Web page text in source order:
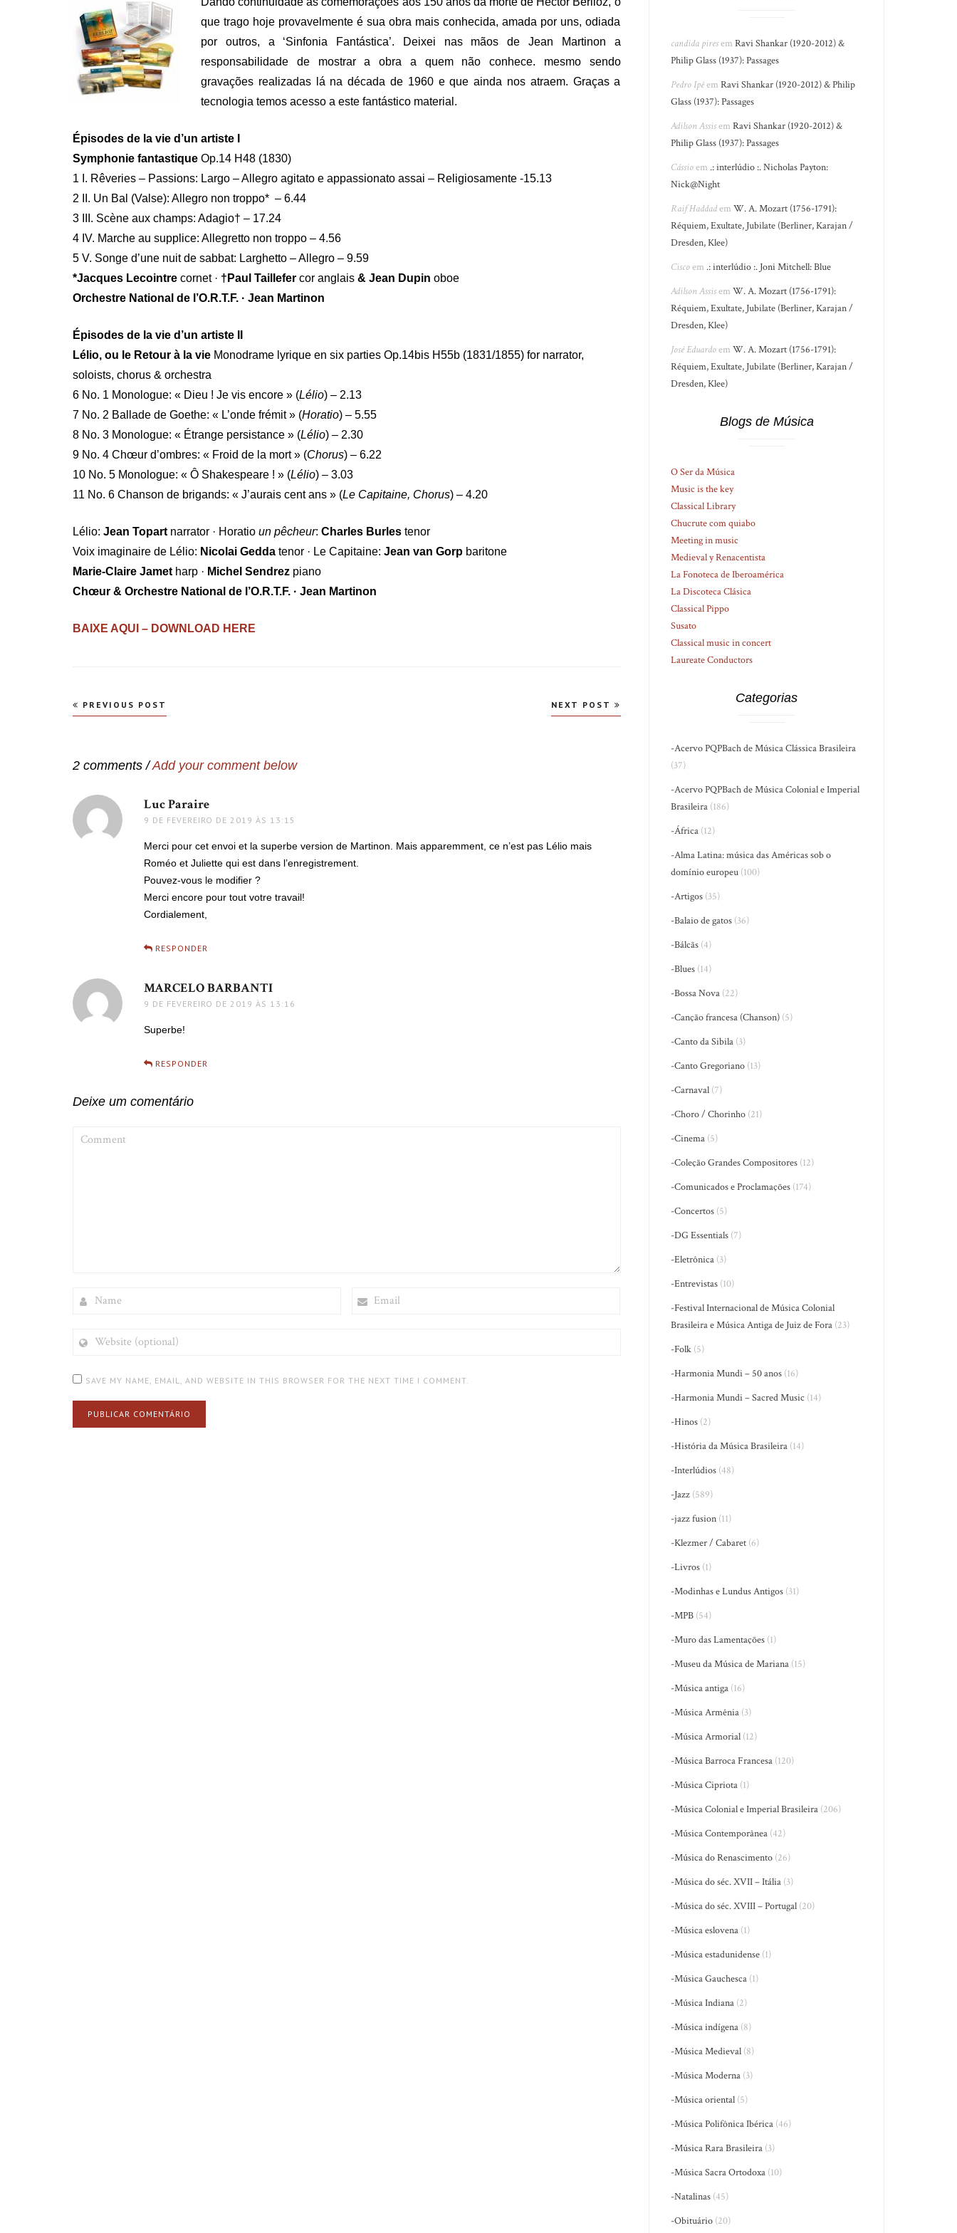
que trago hoje provavelmente é sua obra mais conhecida, amada por uns, odiada
por outros, a ‘Sinfonia Fantástica’. Deixei nas mãos de Jean Martinon a
responsabilidade de mostrar a obra a quem não conhece. mesmo sendo
gravações realizadas lá na década de 1960 e que ainda nos atraem. Graças a
tecnologia temos acesso a este fantástico material.
Épisodes de la vie d’un artiste I
Symphonie fantastique Op.14 H48 (1830)
1 I. Rêveries – Passions: Largo – Allegro agitato e appassionato assai – Religiosamente -15.13
2 II. Un Bal (Valse): Allegro non troppo* – 6.44
3 III. Scène aux champs: Adagio† – 17.24
4 IV. Marche au supplice: Allegretto non troppo – 4.56
5 V. Songe d’une nuit de sabbat: Larghetto – Allegro – 9.59
*Jacques Lecointre cornet · †Paul Taillefer cor anglais & Jean Dupin oboe
Orchestre National de l’O.R.T.F. · Jean Martinon
Épisodes de la vie d’un artiste II
Lélio, ou le Retour à la vie Monodrame lyrique en six parties Op.14bis H55b (1831/1855) for narrator,
soloists, chorus & orchestra
6 No. 1 Monologue: « Dieu ! Je vis encore » (Lélio) – 2.13
7 No. 2 Ballade de Goethe: « L’onde frémit » (Horatio) – 5.55
8 No. 3 Monologue: « Étrange persistance » (Lélio) – 2.30
9 No. 4 Chœur d’ombres: « Froid de la mort » (Chorus) – 6.22
10 No. 5 Monologue: « Ô Shakespeare ! » (Lélio) – 3.03
11 No. 6 Chanson de brigands: « J’aurais cent ans » (Le Capitaine, Chorus) – 4.20
Lélio: Jean Topart narrator · Horatio un pêcheur: Charles Burles tenor
Voix imaginaire de Lélio: Nicolai Gedda tenor · Le Capitaine: Jean van Gorp baritone
Marie-Claire Jamet harp · Michel Sendrez piano
Chœur & Orchestre National de l’O.R.T.F. · Jean Martinon
BAIXE AQUI – DOWNLOAD HERE
Navegação
PREVIOUS POST NEXT POST
2 comments /Add your comment below
Luc Paraire
9 DE FEVEREIRO DE 2019 ÀS 13:15
Merci pour cet envoi et la superbe version de Martinon. Mais apparemment, ce n’est pas Lélio mais
Roméo et Juliette qui est dans l’enregistrement.
Pouvez-vous le modifier ?
Merci encore pour tout votre travail!
Cordialement,
RESPONDER
MARCELO BARBANTI
9 DE FEVEREIRO DE 2019 ÀS 13:16
Superbe!
RESPONDER
Deixe um comentário
(OPTIONAL)
SAVE MY NAME, EMAIL, AND WEBSITE IN THIS BROWSER FOR THE NEXT TIME I COMMENT.
candida piresemRavi Shankar (1920-2012) &
Philip Glass (1937): Passages
Pedro IpêemRavi Shankar (1920-2012) & Philip
Glass (1937): Passages
Adilson AssisemRavi Shankar (1920-2012) &
Philip Glass (1937): Passages
Cássioem .: interlúdio :. Nicholas Payton:
Nick@Night
Raif HaddademW. A. Mozart (1756-1791):
Réquiem, Exultate, Jubilate (Berliner, Karajan /
Dresden, Klee)
Ciscoem .: interlúdio :. Joni Mitchell: Blue
Adilson AssisemW. A. Mozart (1756-1791):
Réquiem, Exultate, Jubilate (Berliner, Karajan /
Dresden, Klee)
José EduardoemW. A. Mozart (1756-1791):
Réquiem, Exultate, Jubilate (Berliner, Karajan /
Dresden, Klee)
Blogs de Música
O Ser da Música
Music is the key
Classical Library
Chucrute com quiabo
Meeting in music
Medieval y Renacentista
La Fonoteca de Iberoamérica
La Discoteca Clásica
Classical Pippo
Susato
Classical music in concert
Laureate Conductors
Categorias
-Acervo PQPBach de Música Clássica Brasileira
(37)
-Acervo PQPBach de Música Colonial e Imperial
Brasileira (186)
-África (12)
-Alma Latina: música das Américas sob o
domínio europeu (100)
-Artigos (35)
-Balaio de gatos (36)
-Bálcãs (4)
-Blues (14)
-Bossa Nova (22)
-Canção francesa (Chanson) (5)
-Canto da Sibila (3)
-Canto Gregoriano (13)
-Carnaval (7)
-Choro / Chorinho (21)
-Cinema (5)
-Coleção Grandes Compositores (12)
-Comunicados e Proclamações (174)
-Concertos (5)
-DG Essentials (7)
-Eletrônica (3)
-Entrevistas (10)
-Festival Internacional de Música Colonial
Brasileira e Música Antiga de Juiz de Fora (23)
-Folk (5)
-Harmonia Mundi – 50 anos (16)
-Harmonia Mundi – Sacred Music (14)
-Hinos (2)
-História da Música Brasileira (14)
-Interlúdios (48)
-Jazz (589)
-jazz fusion (11)
-Klezmer / Cabaret (6)
-Livros (1)
-Modinhas e Lundus Antigos (31)
-MPB (54)
-Muro das Lamentações (1)
-Museu da Música de Mariana (15)
-Música antiga (16)
-Música Armênia (3)
-Música Armorial (12)
-Música Barroca Francesa (120)
-Música Cipriota (1)
-Música Colonial e Imperial Brasileira (206)
-Música Contemporânea (42)
-Música do Renascimento (26)
-Música do séc. XVII – Itália (3)
-Música do séc. XVIII – Portugal (20)
-Música eslovena (1)
-Música estadunidense (1)
-Música Gauchesca (1)
-Música Indiana (2)
-Música indígena (8)
-Música Medieval (8)
-Música Moderna (3)
-Música oriental (5)
-Música Polifônica Ibérica (46)
-Música Rara Brasileira (3)
-Música Sacra Ortodoxa (10)
-Natalinas (45)
-Obituário (20)